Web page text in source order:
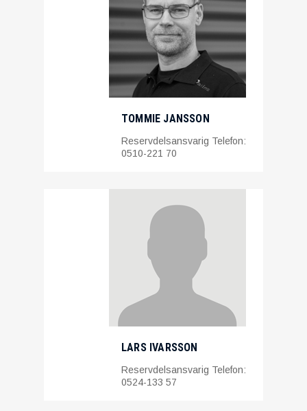
TOMMIE JANSSON
Reservdelsansvarig Telefon:
0510-221 70
LARS IVARSSON
Reservdelsansvarig Telefon:
0524-133 57